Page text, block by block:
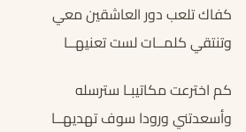
كفاك تلعب دور العاشقين معي
وتنتقي كلمــات لست تعنيهــا
كم اخترعت مكاتيبـا سترسله
وأسعدتني ورودا سوف تهديهــا